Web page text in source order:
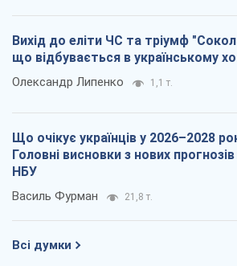
Вихід до еліти ЧС та тріумф
що відбувається в українському
Олександр Липенко 1,1 т.
Що очікує українців у 2026–2028
Головні висновки з нових прогнозів
НБУ
Василь Фурман 21,8 т.
Всі думки